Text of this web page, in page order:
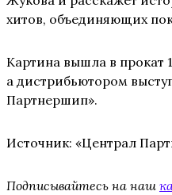
хитов, объединяющих
Картина вышла в прокат
а дистрибьютором
Партнершип».
Источник: «Централ
Подписывайтесь на наш